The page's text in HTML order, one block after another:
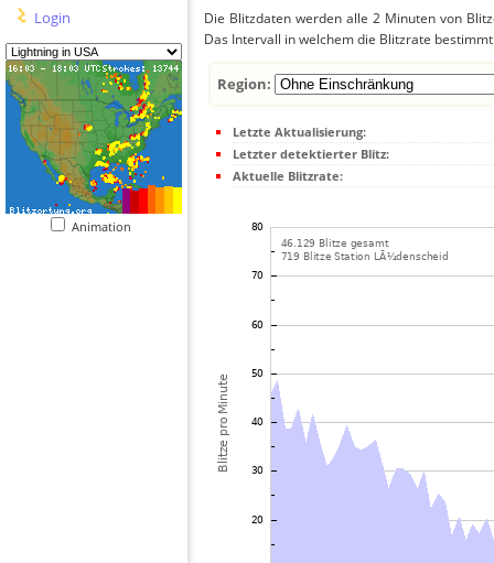
Login
Animation
Die Blitzdaten werden alle 2 Minuten von
Das Intervall in welchem die Blitzrate
Region:
Letzte Aktualisierung:
Letzter detektierter Blitz:
Aktuelle Blitzrate: